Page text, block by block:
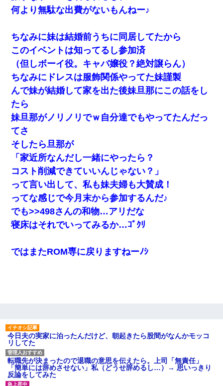
下座」→ 結果・・・
日曜日、会社の窓を見ると同僚の姿。俺（あれ？ディズニーシー
じゃ？）→俺電話「今何してんの？」同僚「シーで並んでるこ
と！」俺「会社にいない？」→次の瞬間、すごい鳥肌が立った
【悲報】姉と入浴中に大きくなってしまった結果ｗｗｗｗｗｗｗ
ｗ
ワイアラサー主婦、昨晩久しぶりに夫と致した結果ｗｗｗｗｗ
【衝撃】婚約者「兄と結婚はするけど嫁入りするわけじゃない。
お互い干渉はしないようにしましょう」→ その後に結納金の話を
したので、母が・・・
旦那の元カノをSNSで探して写真を保存して顔面評価スレで写真
を晒してた。ほとんどがブスという評価の中で二人ほど意外に好
評価で苦々しく思った
出張中の旦那から『フリンしやがって、このクズ』と電話が。私
「本当に家まで来たの？証拠は？」旦那「俺の言葉が信じられな
いのか！」→ 離婚後
【GJ!】会社から帰宅中、広い駐車場にエンジンかけっ放しの車を
発見。しかも「ヒィ～」みたいな声も聞こえてきたので気になっ
て近寄ったら女の子がおっさんの下敷きになってた
何より無駄な出費がないもんねー♪
ちなみに妹は結婚前うちに同居してたから
このイベントは知ってるし参加済
（但しボーイ役。キャバ嬢役？絶対譲らん）
ちなみにドレスは服飾関係やってた妹謹製
んで妹が結婚して家を出た後妹旦那にこの話をし
たら
妹旦那がノリノリでｗ自分達でもやってたんだっ
てさ
そしたら旦那が
「家近所なんだし一緒にやったら？
コスト削減できていいんじゃない？」
って言い出して、私も妹夫婦も大賛成！
ってな感じで今月末から参加するんだ♪
でも>>498さんの和物…アリだな
寝床はそれでいってみるか…ｺﾞｸﾘ
ではまたROM専に戻りますねーﾉｼ
今日夫の実家に泊ったんだけど、朝起きたら股間がなんかモッコ
リしてた
転職先が決まったので退職の意思を伝えたら。上司「無責任」
「簡単には辞めさせない」私（どうせ辞めるし…）→ 思いっきり
反論をしてみた